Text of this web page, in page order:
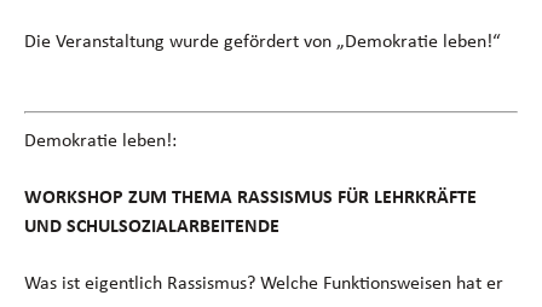
Die Veranstaltung wurde gefördert von „Demokratie leben!“
Demokratie leben!:
WORKSHOP ZUM THEMA RASSISMUS FÜR LEHRKRÄFTE
UND SCHULSOZIALARBEITENDE
Was ist eigentlich Rassismus? Welche Funktionsweisen hat er